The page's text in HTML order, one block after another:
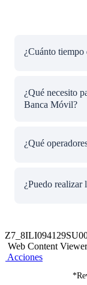
¿Cuánto tiempo
comprobante
tienes
¿Qué necesito
Banca Móvil?
Banca Móvil
¿Qué
cualquier
¿Puedo realizar
donde estés, a
operador.
Web Content Viewer
Acciones